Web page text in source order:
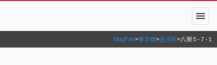
menu
MapFan>東京都>品川区>八潮５‐７‐１